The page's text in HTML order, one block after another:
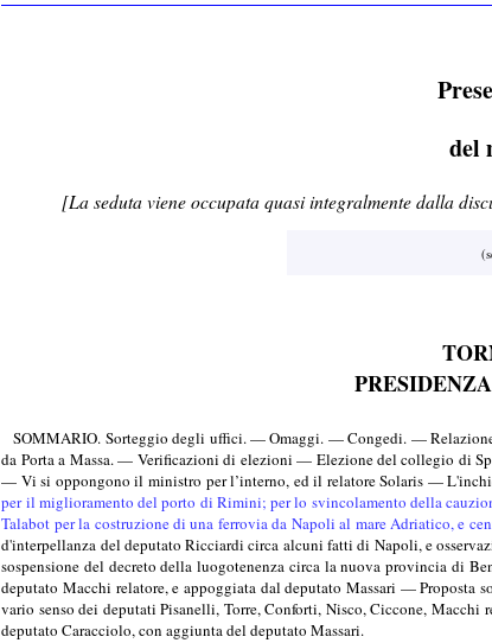
del
[La seduta viene occupata quasi integralmente dalla
SOMMARIO. Sorteggio degli uffici. — Omaggi. — Congedi. —
da Porta a Massa. — Verificazioni di elezioni — Elezione del collegio di
— Vi si oppongono il ministro per l’interno, ed il relatore Solaris —
per il miglioramento del porto di Rimini; per lo svincolamento della
Talabot per la costruzione di una ferrovia da Napoli al mare Adriatico, e
d'interpellanza del deputato Ricciardi circa alcuni fatti di Napoli, e
sospensione del decreto della luogotenenza circa la nuova provincia di
deputato Macchi relatore, e appoggiata dal deputato Massari —
vario senso dei deputati Pisanelli, Torre, Conforti, Nisco, Ciccone,
deputato Caracciolo, con aggiunta del deputato Massari.